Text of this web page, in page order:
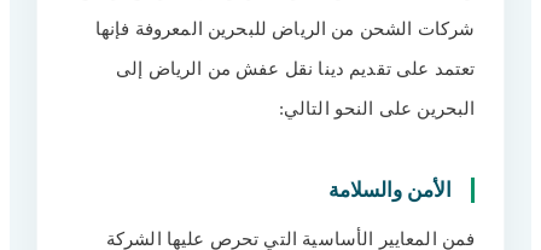
شركات الشحن من الرياض للبحرين المعروفة فإنها
تعتمد على تقديم دينا نقل عفش من الرياض إلى
البحرين على النحو التالي:
الأمن والسلامة
فمن المعايير الأساسية التي تحرص عليها الشركة